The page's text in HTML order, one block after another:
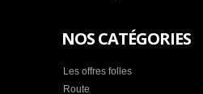
NOS CATÉGORIES
Les offres folles
Route